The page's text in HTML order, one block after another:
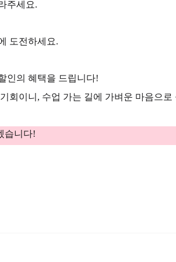
주세요.
도전하세요.
인의 혜택을 드립니다!
회이니, 수업 가는 길에 가벼운 마음으로
습니다!